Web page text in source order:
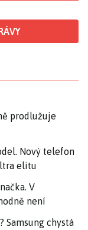
prodlužuje
Nový telefon
elitu
V
není
Samsung chystá